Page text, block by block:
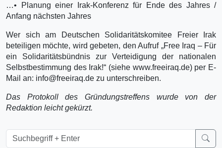
…• Planung einer Irak-Konferenz für Ende des Jahres /
Anfang nächsten Jahres
Wer sich am Deutschen Solidaritätskomitee Freier Irak
beteiligen möchte, wird gebeten, den Aufruf „Free Iraq – Für
ein Solidaritätsbündnis zur Verteidigung der nationalen
Selbstbestimmung des Irak!“ (siehe www.freeiraq.de) per E-
Mail an: info@freeiraq.de zu unterschreiben.
Das Protokoll des Gründungstreffens wurde von der
Redaktion leicht gekürzt.